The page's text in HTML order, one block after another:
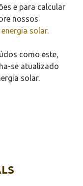
e para calcular
nossos
solar.
como este,
se atualizado
solar.